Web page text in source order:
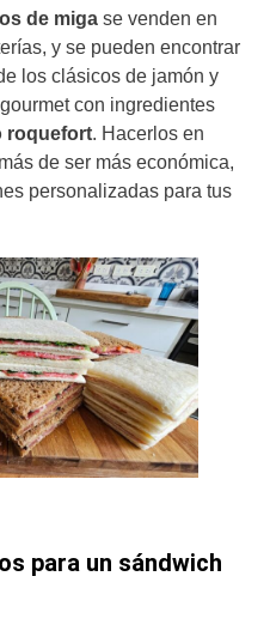
de miga se venden en
y se pueden encontrar
los clásicos de jamón y
con ingredientes
roquefort. Hacerlos en
de ser más económica,
personalizadas para tus
para un sándwich